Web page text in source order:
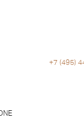
+7 (495)